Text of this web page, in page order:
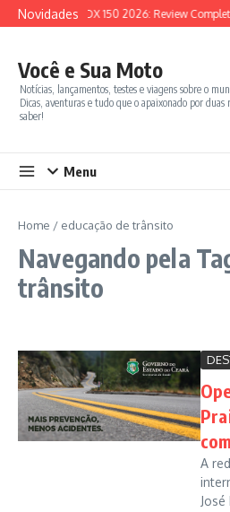
Ir para o conteúdo
NovidadesSYM ADX 150 2026: Review
Você e Sua Moto
Notícias, lançamentos, testes e viagens sobre o
Dicas, aventuras e tudo que o apaixonado por duas
saber!
Menu
Home / educação de trânsito
Navegando pela
trânsito
A